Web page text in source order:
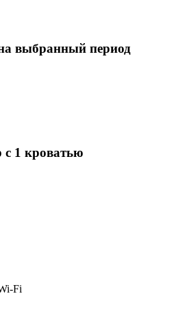
выбранный период
с 1 кроватью
Fi